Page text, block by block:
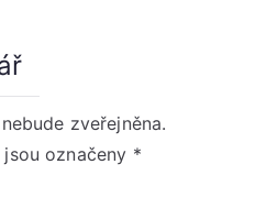
zveřejněna.
označeny *